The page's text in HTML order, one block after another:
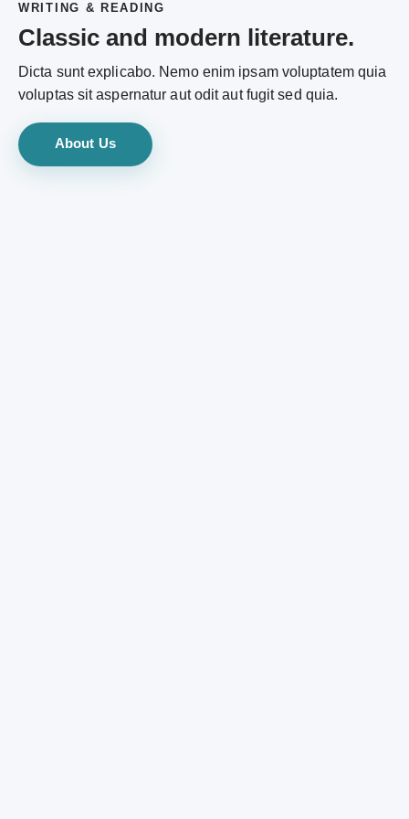
WRITING & READING
Classic and modern literature.
Dicta sunt explicabo. Nemo enim ipsam voluptatem quia
voluptas sit aspernatur aut odit aut fugit sed quia.
About Us